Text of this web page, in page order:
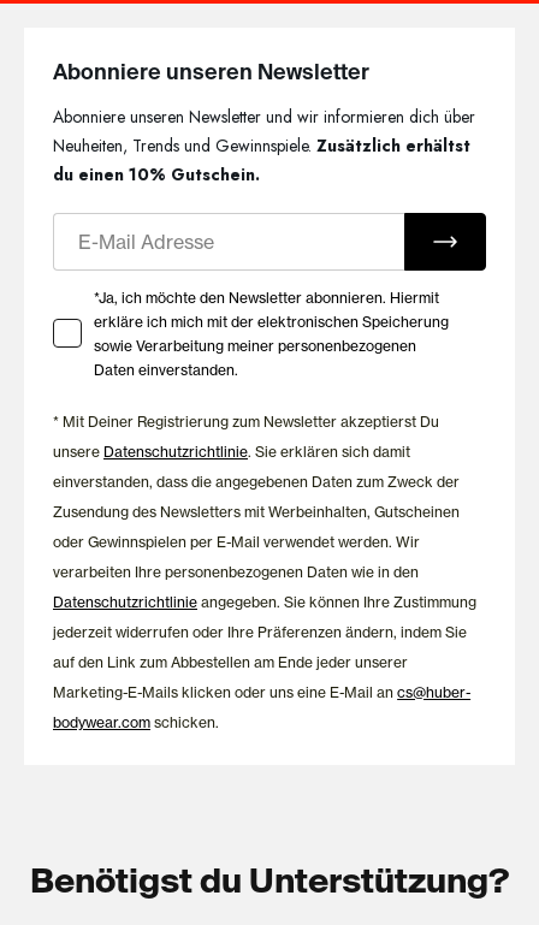
Abonniere unseren Newsletter
Abonniere unseren Newsletter und wir informieren dich über
Neuheiten, Trends und Gewinnspiele.Zusätzlich erhältst
du einen 10% Gutschein.
Ihre Zustimmung zu Marketing E-Mails
*Ja, ich möchte den Newsletter abonnieren. Hiermit
erkläre ich mich mit der elektronischen Speicherung
sowie Verarbeitung meiner personenbezogenen
Daten einverstanden.
* Mit Deiner Registrierung zum Newsletter akzeptierst Du
unsere Datenschutzrichtlinie. Sie erklären sich damit
einverstanden, dass die angegebenen Daten zum Zweck der
Zusendung des Newsletters mit Werbeinhalten, Gutscheinen
oder Gewinnspielen per E-Mail verwendet werden. Wir
verarbeiten Ihre personenbezogenen Daten wie in den
Datenschutzrichtlinie angegeben. Sie können Ihre Zustimmung
jederzeit widerrufen oder Ihre Präferenzen ändern, indem Sie
auf den Link zum Abbestellen am Ende jeder unserer
Marketing-E-Mails klicken oder uns eine E-Mail ancs@huber-
bodywear.com schicken.
Benötigst du Unterstützung?